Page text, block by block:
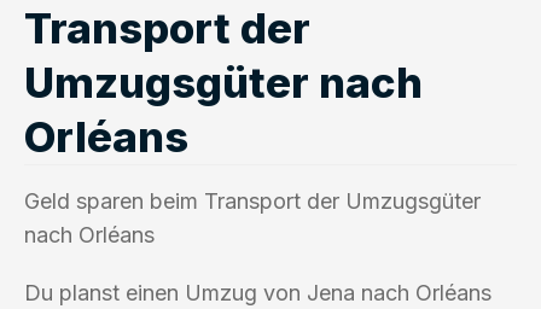
Transport der
Umzugsgüter nach
Orléans
Geld sparen beim Transport der Umzugsgüter
nach Orléans
Du planst einen Umzug von Jena nach Orléans